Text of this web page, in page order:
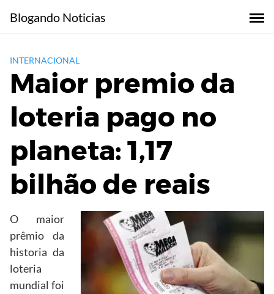
content
Blogando Noticias
INTERNACIONAL
Maior premio da
loteria pago no
planeta: 1,17
bilhão de reais
O maior
prêmio da
historia da
loteria
mundial foi